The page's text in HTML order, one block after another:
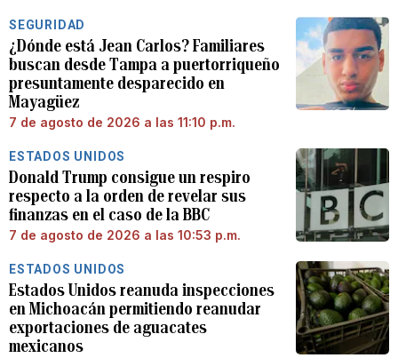
SEGURIDAD
¿Dónde está Jean Carlos? Familiares
buscan desde Tampa a puertorriqueño
presuntamente desparecido en
Mayagüez
7 de agosto de 2026 a las 11:10 p.m.
ESTADOS UNIDOS
Donald Trump consigue un respiro
respecto a la orden de revelar sus
finanzas en el caso de la BBC
7 de agosto de 2026 a las 10:53 p.m.
ESTADOS UNIDOS
Estados Unidos reanuda inspecciones
en Michoacán permitiendo reanudar
exportaciones de aguacates
mexicanos